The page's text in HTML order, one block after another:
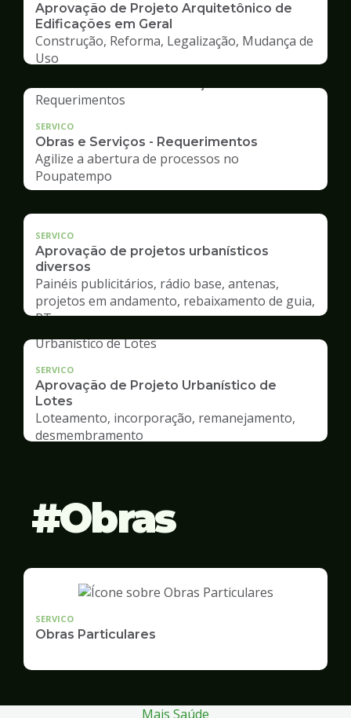
Aprovação de Projeto Arquitetônico de
Edificações em Geral
Construção, Reforma, Legalização, Mudança de
Uso
SERVICO
Obras e Serviços - Requerimentos
Agilize a abertura de processos no
Poupatempo
SERVICO
Aprovação de projetos urbanísticos
diversos
Painéis publicitários, rádio base, antenas,
projetos em andamento, rebaixamento de guia,
RT
SERVICO
Aprovação de Projeto Urbanístico de
Lotes
Loteamento, incorporação, remanejamento,
desmembramento
Obras
SERVICO
Obras Particulares
Mais Saúde